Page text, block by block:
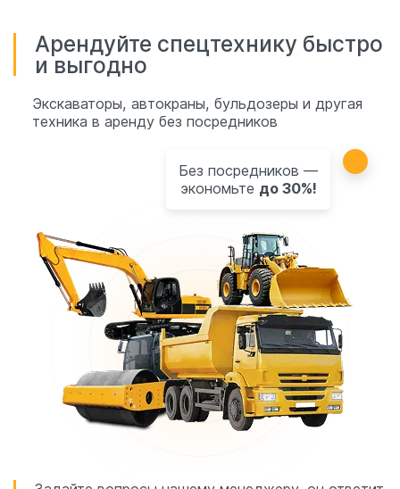
Арендуйте спецтехнику быстро
и выгодно
Экскаваторы, автокраны, бульдозеры и другая
техника в аренду без посредников
Без посредников —
экономьте до 30%!